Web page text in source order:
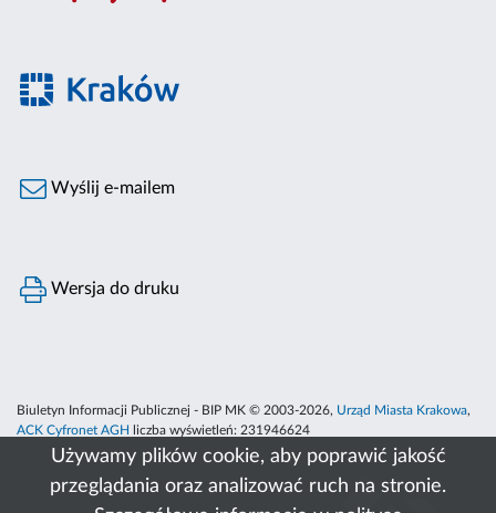
Używamy plików cookie, aby poprawić jakość
przeglądania oraz analizować ruch na stronie.
Wyślij e-mailem
Wersja do druku
Biuletyn Informacji Publicznej - BIP MK © 2003-2026, Urząd Miasta Krakowa,
ACK Cyfronet AGH
liczba wyświetleń: 231946624